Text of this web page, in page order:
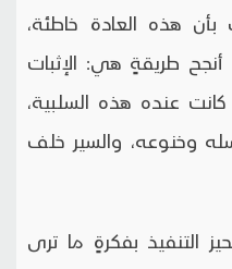
بأن هذه العادة خاطئة،
أنجح طريقةٍ هي: الإثبات
كانت عنده هذه السلبية،
وخنوعه، والسير خلف
التنفيذ بفكرةٍ ما ترى